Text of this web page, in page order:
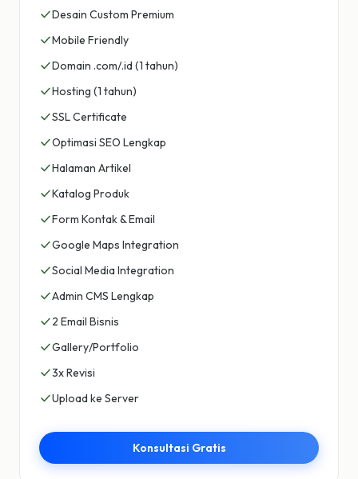
Desain Custom Premium
Mobile Friendly
Domain .com/.id (1 tahun)
Hosting (1 tahun)
SSL Certificate
Optimasi SEO Lengkap
Halaman Artikel
Katalog Produk
Form Kontak & Email
Google Maps Integration
Social Media Integration
Admin CMS Lengkap
2 Email Bisnis
Gallery/Portfolio
3x Revisi
Upload ke Server
Konsultasi Gratis